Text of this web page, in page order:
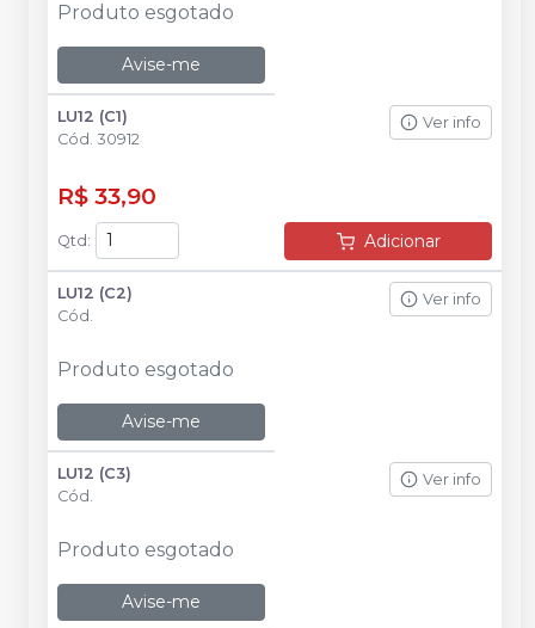
Produto esgotado
Avise-me
LU12 (C1)
Cód. 30912
Ver info
R$ 33,90
Qtd : Adicionar
LU12 (C2)
Cód.
Ver info
Produto esgotado
Avise-me
LU12 (C3)
Cód.
Ver info
Produto esgotado
Avise-me